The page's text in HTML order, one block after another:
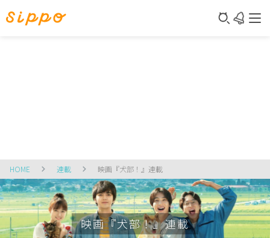
HOME 連載 映画『犬部！』連載
映画『犬部！』連載